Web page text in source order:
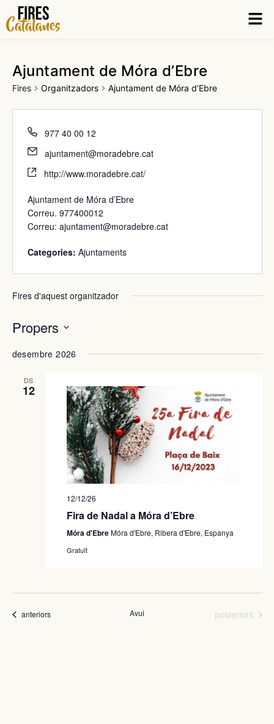
Ajuntament de Móra d’Ebre
Fires Organitzadors Ajuntament de Móra d’Ebre
977 40 00 12
ajuntament@moradebre.cat
http://www.moradebre.cat/
Ajuntament de Móra d’Ebre
Correu. 977400012
Correu: ajuntament@moradebre.cat
Categories: Ajuntaments
Fires d'aquest organitzador
Propers
una
desembre 2026
DS
12
12/12/26
Fira de Nadal a Móra d’Ebre
Móra d'EbreMóra d'Ebre, Ribera d'Ebre, Espanya
Gratuït
Fires
anteriors Avui Fires
posteriors